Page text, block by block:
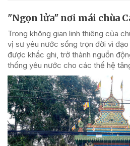
"Ngọn lửa" nơi mái chùa
Trong không gian linh thiêng của
vị sư yêu nước sống trọn đời vì
được khắc ghi, trở thành nguồn
thống yêu nước cho các thế hệ